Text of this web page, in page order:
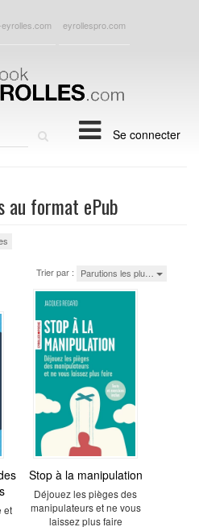
eyrollespro.com
Se connecter
au format ePub
Trier par : Parutions les plu…
et
Stop à la manipulation
Déjouez les pièges des
manipulateurs et ne vous
laissez plus faire